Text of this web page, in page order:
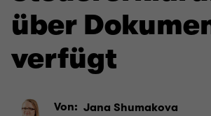
über
verfügt
Von: Jana Shumakova